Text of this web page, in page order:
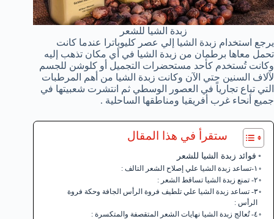
زبدة الشيا للشعر
يرجع استخدام زبدة الشيا إلي عصر كليوباترا عندما كانت
تحمل معاها برطمان من زبدة الشيا في أي مكان تذهب إليه
وكانت تُستخدم كأحد مستحضرات التجميل أو كلوشن للجسم
لآلاف السنين حتي الآن وكانت زبدة الشيا من أهم المرطبات
التي تباع تجارياً في العصور الوسطي ثم انتشرت شعبيتها في
جميع أنحاء غرب أفريقيا ومناطقها الساحلية .
ستقرأ في هذا المقال
فوائد زبدة الشيا للشعر
١-تساعد زبدة الشيا علي إصلاح الشعر التالف :
٢- تمنع زبدة الشيا تساقط الشعر :
٣- تساعد زبدة الشيا علي تلطيف فروة الرأس الجافة وحكة فروة
الرأس :
٤- تُعالج زبدة الشيا نهايات الشعر المتقصفة والمتكسرة :